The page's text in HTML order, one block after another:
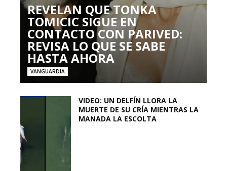
REVELAN QUE TONKA
TOMICIC SIGUE EN
CONTACTO CON PARIVED:
REVISA LO QUE SE SABE
HASTA AHORA
VANGUARDIA
VIDEO: UN DELFÍN LLORA LA
MUERTE DE SU CRÍA MIENTRAS LA
MANADA LA ESCOLTA